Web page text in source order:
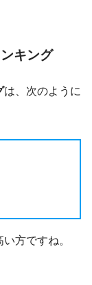
キング
は、次のように
方ですね。